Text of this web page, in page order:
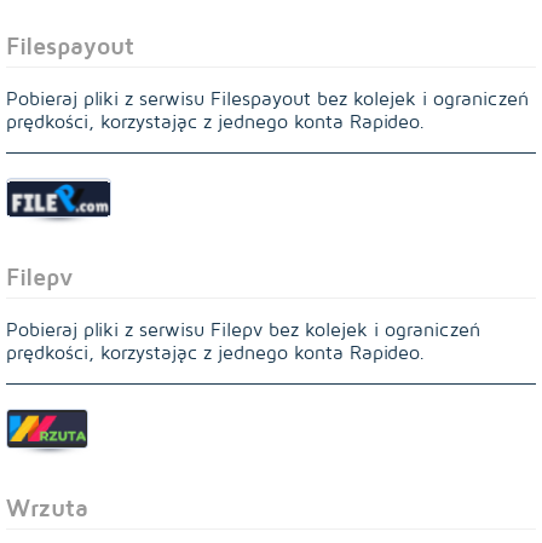
Filespayout
Pobieraj pliki z serwisu Filespayout bez kolejek i ograniczeń
prędkości, korzystając z jednego konta Rapideo.
Filepv
Pobieraj pliki z serwisu Filepv bez kolejek i ograniczeń
prędkości, korzystając z jednego konta Rapideo.
Wrzuta